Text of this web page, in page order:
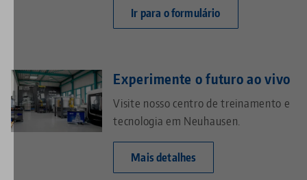
Ir para o formulário
Experimente o futuro ao vivo
Visite nosso centro de treinamento e
tecnologia em Neuhausen.
Mais detalhes